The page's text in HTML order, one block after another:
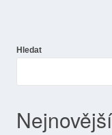
příspěvek
Hledat